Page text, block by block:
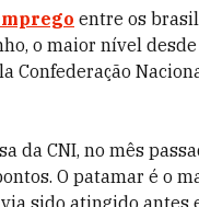
entre os
o maior nível
Confederação
da CNI, no mês
O patamar é o
sido atingido antes